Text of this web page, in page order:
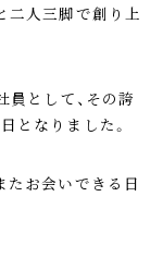
二人三脚で創り上
として、その誇
となりました。
たお会いできる日